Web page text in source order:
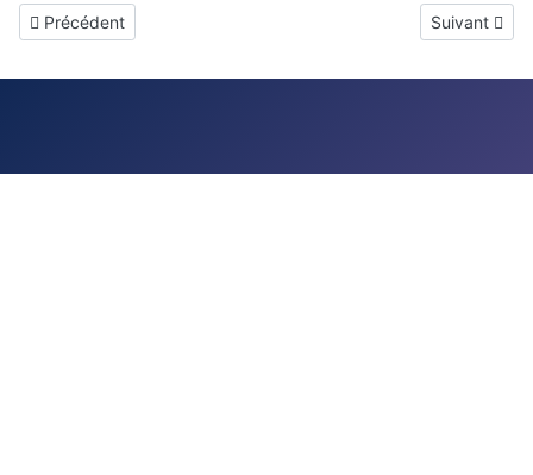
Article précédent : Contractions
Précédent Article
Suivant